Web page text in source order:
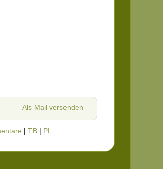
Als Mail versenden
| TB | PL